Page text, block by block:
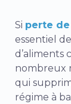
Si perte
essentiel
d’aliments
nombreux
qui
régime à